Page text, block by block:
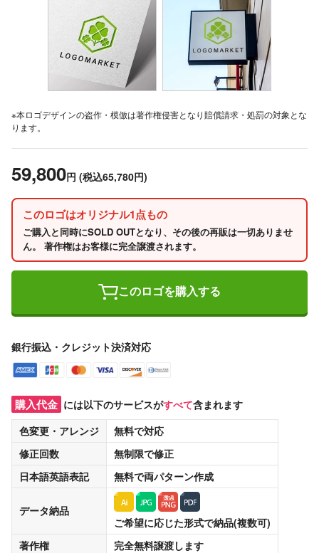
※本ロゴデザインの盗作・模倣は著作権侵害となり賠償請求・処罰の対象とな
ります。
59,800円 (税込65,780円)
このロゴはオリジナル1点もの
ご購入と同時にSOLD OUTとなり、その後の再販は一切ありませ
ん。 著作権はお客様に完全譲渡されます。
このロゴを購入する
銀行振込・クレジット決済対応
購入代金 には以下のサービスがすべて含まれます
色変更・アレンジ
無料で対応
修正回数
無制限で修正
日本語英語表記
無料で両パターン作成
データ納品
ご希望に応じた形式で納品(複数可)
著作権
完全無料譲渡します